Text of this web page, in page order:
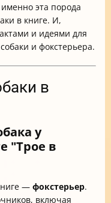
эта порода
в книге. И,
и идеями для
и фокстерьера.
в
у
"Трое в
— фокстерьер.
включая